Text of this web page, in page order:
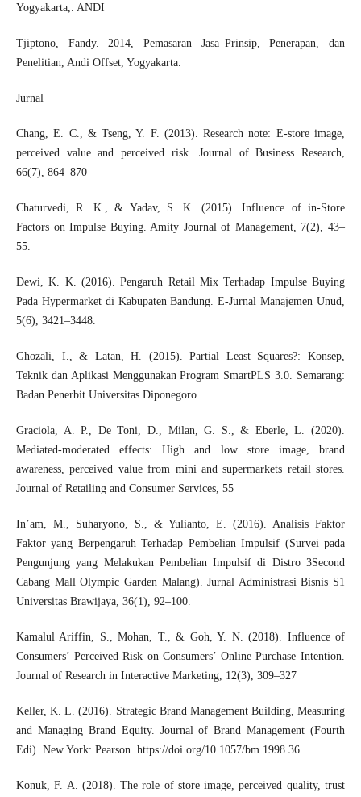
Yogyakarta,. ANDI
Tjiptono, Fandy. 2014, Pemasaran Jasa–Prinsip, Penerapan, dan
Penelitian, Andi Offset, Yogyakarta.
Jurnal
Chang, E. C., & Tseng, Y. F. (2013). Research note: E-store image,
perceived value and perceived risk. Journal of Business Research,
66(7), 864–870
Chaturvedi, R. K., & Yadav, S. K. (2015). Influence of in-Store
Factors on Impulse Buying. Amity Journal of Management, 7(2), 43–
55.
Dewi, K. K. (2016). Pengaruh Retail Mix Terhadap Impulse Buying
Pada Hypermarket di Kabupaten Bandung. E-Jurnal Manajemen Unud,
5(6), 3421–3448.
Ghozali, I., & Latan, H. (2015). Partial Least Squares?: Konsep,
Teknik dan Aplikasi Menggunakan Program SmartPLS 3.0. Semarang:
Badan Penerbit Universitas Diponegoro.
Graciola, A. P., De Toni, D., Milan, G. S., & Eberle, L. (2020).
Mediated-moderated effects: High and low store image, brand
awareness, perceived value from mini and supermarkets retail stores.
Journal of Retailing and Consumer Services, 55
In’am, M., Suharyono, S., & Yulianto, E. (2016). Analisis Faktor
Faktor yang Berpengaruh Terhadap Pembelian Impulsif (Survei pada
Pengunjung yang Melakukan Pembelian Impulsif di Distro 3Second
Cabang Mall Olympic Garden Malang). Jurnal Administrasi Bisnis S1
Universitas Brawijaya, 36(1), 92–100.
Kamalul Ariffin, S., Mohan, T., & Goh, Y. N. (2018). Influence of
Consumers’ Perceived Risk on Consumers’ Online Purchase Intention.
Journal of Research in Interactive Marketing, 12(3), 309–327
Keller, K. L. (2016). Strategic Brand Management Building, Measuring
and Managing Brand Equity. Journal of Brand Management (Fourth
Edi). New York: Pearson. https://doi.org/10.1057/bm.1998.36
Konuk, F. A. (2018). The role of store image, perceived quality, trust